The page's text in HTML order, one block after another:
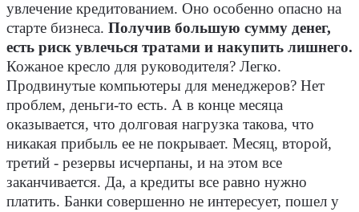
увлечение кредитованием. Оно особенно опасно на
старте бизнеса. Получив большую сумму денег,
есть риск увлечься тратами и накупить лишнего.
Кожаное кресло для руководителя? Легко.
Продвинутые компьютеры для менеджеров? Нет
проблем, деньги-то есть. А в конце месяца
оказывается, что долговая нагрузка такова, что
никакая прибыль ее не покрывает. Месяц, второй,
третий - резервы исчерпаны, и на этом все
заканчивается. Да, а кредиты все равно нужно
платить. Банки совершенно не интересует, пошел у